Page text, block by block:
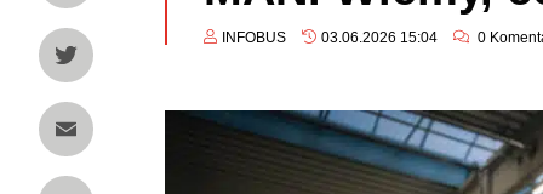
LinkedIn
Twitter
Email
INFOBUS 03.06.2026 15:04 0